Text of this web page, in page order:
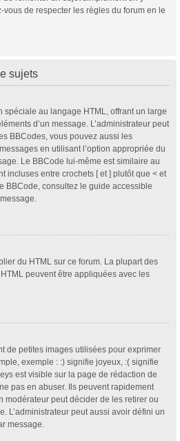
de respecter les règles du forum en le
sujets
spéciale au langage HTML, offrant un large
d’un message. L’administrateur peut
BBCodes, vous pouvez aussi les
en utilisant l’option appropriée du
Le BBCode lui-même est similaire au
incluses entre crochets [ et ] plutôt que < et
BBCode, consultez le guide accessible
du HTML sur ce forum. La plupart des
peuvent être appliquées avec les
de petites images utilisées pour exprimer
exemple : :) signifie joyeux, :( signifie
est visible sur la page de rédaction de
pas en abuser. Ils peuvent rapidement
modérateur peut décider de les retirer ou
L’administrateur peut aussi avoir défini un
message.